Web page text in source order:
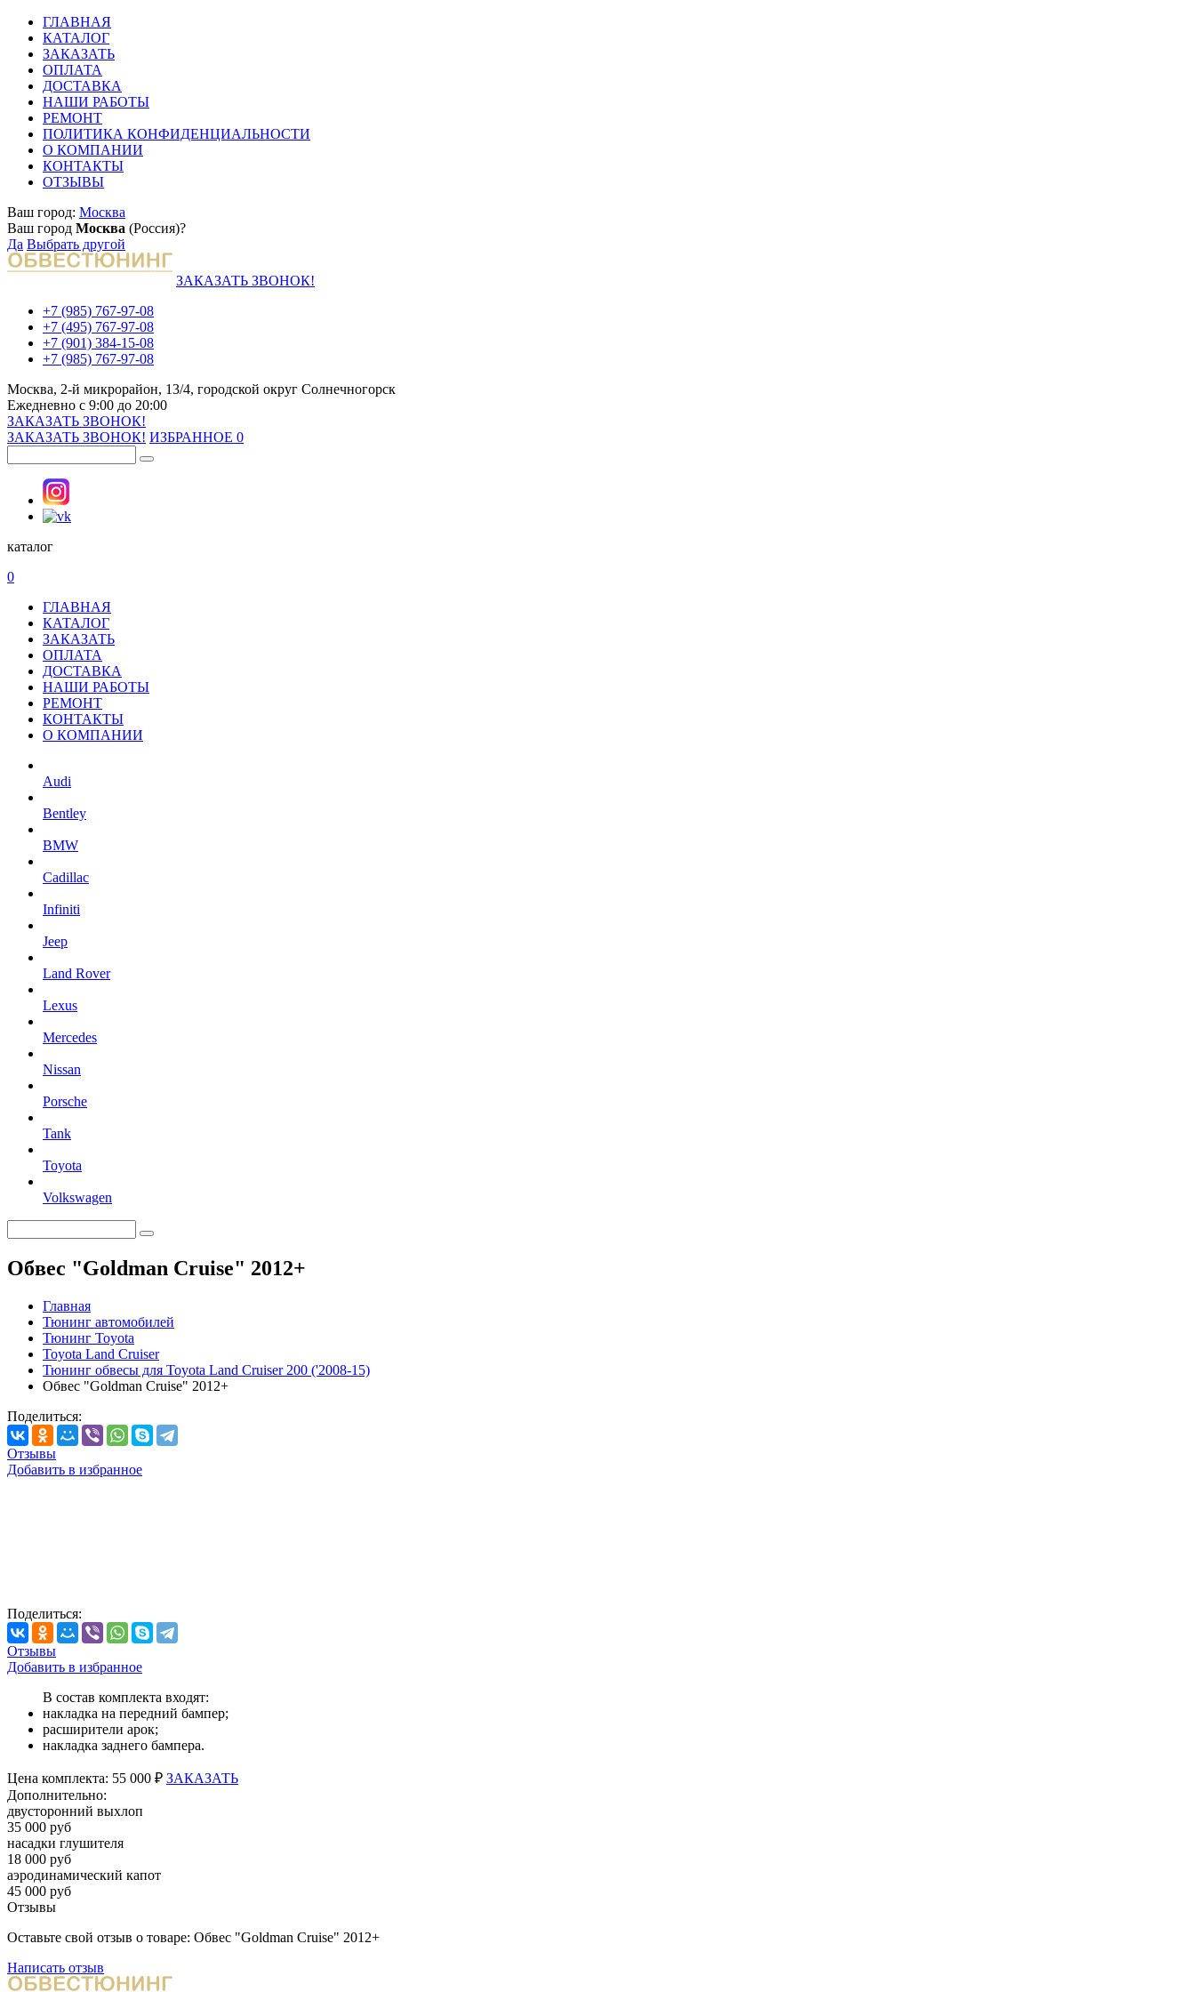
ГЛАВНАЯ
КАТАЛОГ
ЗАКАЗАТЬ
ОПЛАТА
ДОСТАВКА
НАШИ РАБОТЫ
РЕМОНТ
ПОЛИТИКА КОНФИДЕНЦИАЛЬНОСТИ
О КОМПАНИИ
КОНТАКТЫ
ОТЗЫВЫ
Ваш город: Москва
Ваш город Москва (Россия)?
Да Выбрать другой
ЗАКАЗАТЬ ЗВОНОК!
+7 (985) 767-97-08
+7 (495) 767-97-08
+7 (901) 384-15-08
+7 (985) 767-97-08
Москва, 2-й микрорайон, 13/4, городской округ Солнечногорск
Ежедневно с 9:00 до 20:00
ЗАКАЗАТЬ ЗВОНОК!
ЗАКАЗАТЬ ЗВОНОК! ИЗБРАННОЕ 0
каталог
0
ГЛАВНАЯ
КАТАЛОГ
ЗАКАЗАТЬ
ОПЛАТА
ДОСТАВКА
НАШИ РАБОТЫ
РЕМОНТ
КОНТАКТЫ
О КОМПАНИИ
Audi
Bentley
BMW
Cadillac
Infiniti
Jeep
Land Rover
Lexus
Mercedes
Nissan
Porsche
Tank
Toyota
Volkswagen
Обвес "Goldman Cruise" 2012+
Главная
Тюнинг автомобилей
Тюнинг Toyota
Toyota Land Cruiser
Тюнинг обвесы для Toyota Land Cruiser 200 ('2008-15)
Обвес "Goldman Cruise" 2012+
Поделиться:
Отзывы
Добавить в избранное
Поделиться:
Отзывы
Добавить в избранное
В состав комплекта входят:
накладка на передний бампер;
расширители арок;
накладка заднего бампера.
Цена комплекта: 55 000 ₽ ЗАКАЗАТЬ
Дополнительно:
двусторонний выхлоп
35 000 руб
насадки глушителя
18 000 руб
аэродинамический капот
45 000 руб
Отзывы
Оставьте свой отзыв о товаре: Обвес "Goldman Cruise" 2012+
Написать отзыв